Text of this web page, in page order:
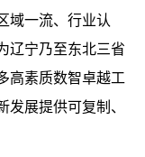
域一流、行业认
辽宁乃至东北三省
高素质数智卓越工
展提供可复制、